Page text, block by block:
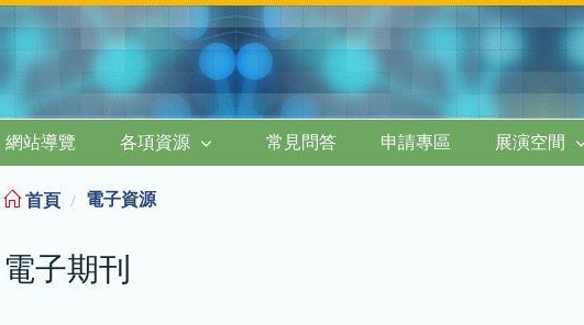
網站導覽 各項資源 常見問答 申請專區 展演空間
首頁 電子資源
電子期刊